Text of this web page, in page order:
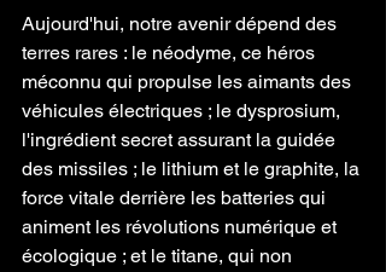
Aujourd'hui, notre avenir dépend des
terres rares : le néodyme, ce héros
méconnu qui propulse les aimants des
véhicules électriques ; le dysprosium,
l'ingrédient secret assurant la guidée
des missiles ; le lithium et le graphite, la
force vitale derrière les batteries qui
animent les révolutions numérique et
écologique ; et le titane, qui non